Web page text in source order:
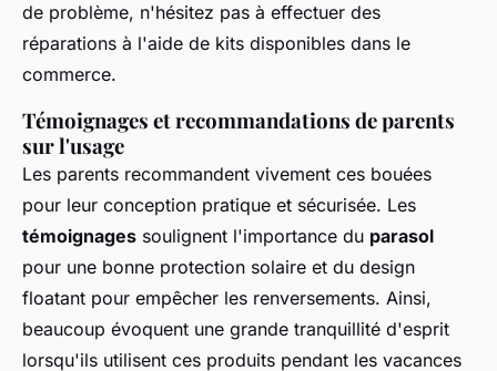
de problème, n'hésitez pas à effectuer des
réparations à l'aide de kits disponibles dans le
commerce.
Témoignages et recommandations de parents
sur l'usage
Les parents recommandent vivement ces bouées
pour leur conception pratique et sécurisée. Les
témoignages soulignent l'importance du parasol
pour une bonne protection solaire et du design
floatant pour empêcher les renversements. Ainsi,
beaucoup évoquent une grande tranquillité d'esprit
lorsqu'ils utilisent ces produits pendant les vacances